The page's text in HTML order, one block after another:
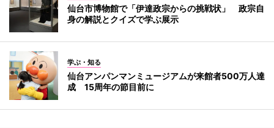
仙台市博物館で「伊達政宗からの挑戦状」 政宗自
身の解説とクイズで学ぶ展示
学ぶ・知る
仙台アンパンマンミュージアムが来館者500万人達
成 15周年の節目前に